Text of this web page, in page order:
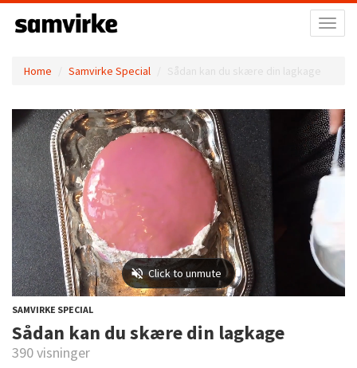
Home Samvirke Special Sådan kan du skære din lagkage
SAMVIRKE SPECIAL
Sådan kan du skære din lagkage
390 visninger